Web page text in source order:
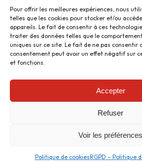
Pour offrir les meilleures expériences, nous
telles que les cookies pour stocker et/ou
appareils. Le fait de consentir à ces
traiter des données telles que le
uniques sur ce site. Le fait de ne pas consentir
consentement peut avoir un effet négatif sur
et fonctions.
Accepter
Refuser
Voir les préférences
Politique de cookiesRGPD – Politique
LES AVIS
Politique de confidentialité–
reserved